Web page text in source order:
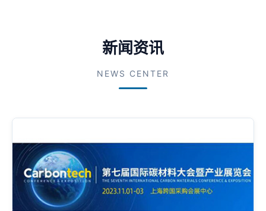
新闻资讯
NEWS CENTER